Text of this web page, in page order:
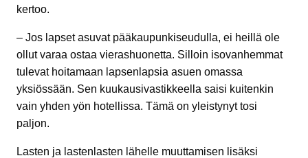
kertoo.
– Jos lapset asuvat pääkaupunkiseudulla, ei heillä ole
ollut varaa ostaa vierashuonetta. Silloin isovanhemmat
tulevat hoitamaan lapsenlapsia asuen omassa
yksiössään. Sen kuukausivastikkeella saisi kuitenkin
vain yhden yön hotellissa. Tämä on yleistynyt tosi
paljon.
Lasten ja lastenlasten lähelle muuttamisen lisäksi